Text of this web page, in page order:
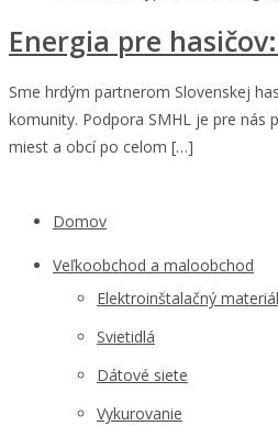
Energia pre
Sme hrdým partnerom Slovenskej
komunity. Podpora SMHL je pre
miest a obcí po celom […]
Domov
Veľkoobchod a maloobchod
Elektroinštalačný materiál
Svietidlá
Dátové siete
Vykurovanie